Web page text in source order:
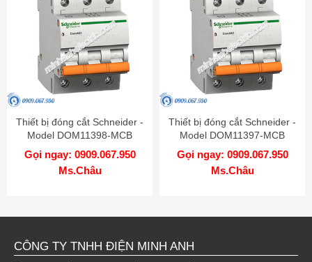
Thiết bị đóng cắt Schneider -
Model DOM11398-MCB
Gọi ngay: 0909.067.950
Ms.Châu
Thiết bị đóng cắt Schneider -
Model DOM11397-MCB
Gọi ngay: 0909.067.950
Ms.Châu
CÔNG TY TNHH ĐIỆN MINH ANH